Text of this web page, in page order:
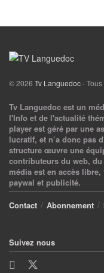
© 2026 Tv Languedoc-
Tv Languedoc est un
l'Info et de l'actualité
player est géré par une
lucratif, et n’a donc pas
structure œuvre une
contributeurs du web,
média est en accès
paywal et publicité.
Contact
Abonnement
Suivez nous